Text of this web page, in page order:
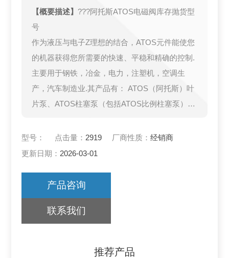
【概要描述】???阿托斯ATOS电磁阀库存抛货型
号
作为液压与电子Z理想的结合，ATOS元件能使您
的机器获得您所需要的快速、平稳和精确的控制.
主要用于钢铁，冶金，电力，注塑机，空调生
产，汽车制造业.其产品有： ATOS（阿托斯）叶
片泵、ATOS柱塞泵（包括ATOS比例柱塞泵）、
阀、ATOS常规阀、ATOS叠加阀、ATOS插装
阀、ATOS比例阀、ATOS电子器
型号： 点击量： 2919 厂商性质：经销商
更新日期： 2026-03-01
产品咨询
联系我们
推荐产品